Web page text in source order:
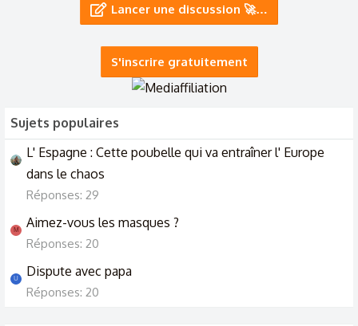
discussion, pourquoi ?
4 mois après pourquoi le je pense toujours à lui ?
Lancer une discussion 🚀…
S'inscrire gratuitement
Sujets populaires
L' Espagne : Cette poubelle qui va entraîner l' Europe
dans le chaos
Réponses: 29
M Aimez-vous les masques ?
Réponses: 20
U Dispute avec papa
Réponses: 20